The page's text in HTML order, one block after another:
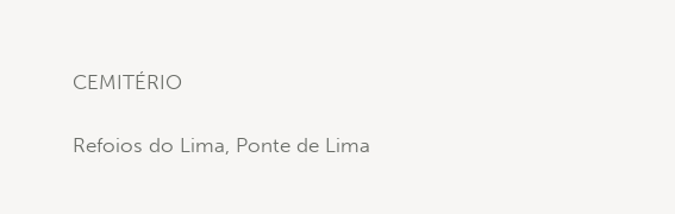
CEMITÉRIO
Refoios do Lima, Ponte de Lima